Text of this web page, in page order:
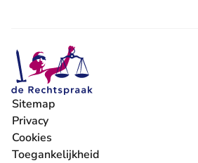
Sitemap
Privacy
Cookies
Toegankelijkheid